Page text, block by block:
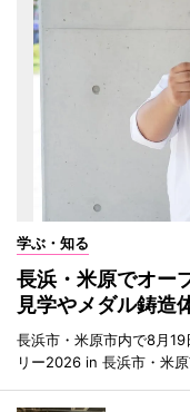
学ぶ・知る
長浜・米原でオ
見学やメダル鋳造
長浜市・米原市内で8月
リー2026 in 長浜市・米原